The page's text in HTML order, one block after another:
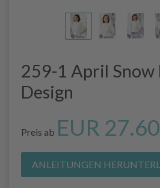
259-1 April Snow
Design
Preis ab EUR 27.60
ANLEITUNGEN